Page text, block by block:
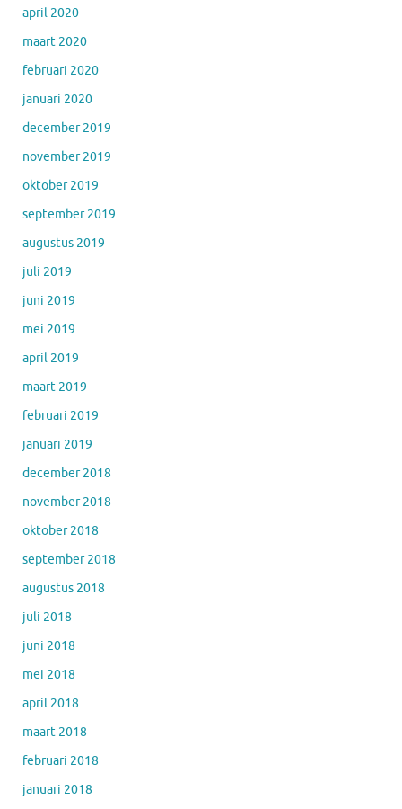
april 2020
maart 2020
februari 2020
januari 2020
december 2019
november 2019
oktober 2019
september 2019
augustus 2019
juli 2019
juni 2019
mei 2019
april 2019
maart 2019
februari 2019
januari 2019
december 2018
november 2018
oktober 2018
september 2018
augustus 2018
juli 2018
juni 2018
mei 2018
april 2018
maart 2018
februari 2018
januari 2018